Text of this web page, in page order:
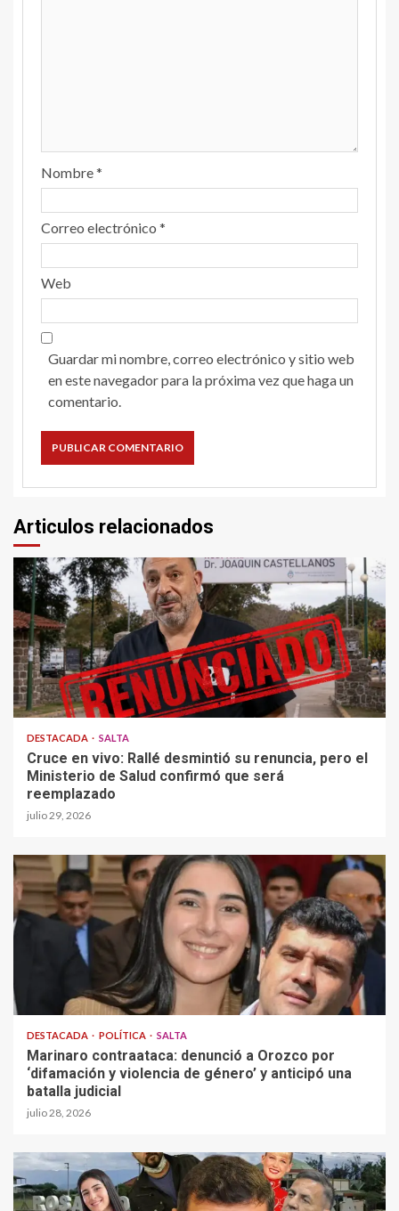
Nombre*
Correo electrónico *
Web
Guardar mi nombre, correo electrónico y sitio web
en este navegador para la próxima vez que haga un
comentario.
Articulos relacionados
DESTACADA SALTA
Cruce en vivo: Rallé desmintió su renuncia, pero el
Ministerio de Salud confirmó que será
reemplazado
julio 29, 2026
DESTACADA POLÍTICA SALTA
Marinaro contraataca: denunció a Orozco por
‘difamación y violencia de género’ y anticipó una
batalla judicial
julio 28, 2026